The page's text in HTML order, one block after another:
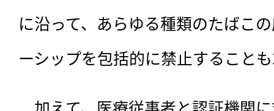
に沿って、あらゆる種類のたばこ
ーシップを包括的に禁止すること